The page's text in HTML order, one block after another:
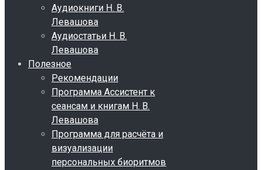
Аудиокниги Н. В.
Левашова
Аудиостатьи Н. В.
Левашова
Полезное
Рекомендации
Программа Ассистент к
сеансам и книгам Н. В.
Левашова
Программа для расчёта и
визуализации
персональных биоритмов